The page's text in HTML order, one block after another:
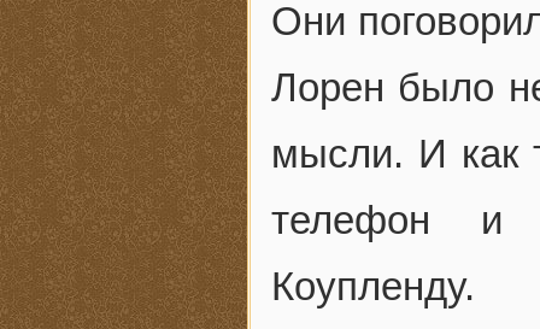
Они
Лорен было
мысли. И как
телефон и
Коупленду.